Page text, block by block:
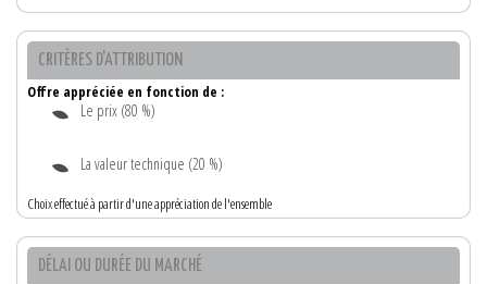
CRITÈRES D'ATTRIBUTION
Offre appréciée en fonction de :
Le prix (80 %)
La valeur technique (20 %)
Choix effectué à partir d'une appréciation de l'ensemble
DÉLAI OU DURÉE DU MARCHÉ